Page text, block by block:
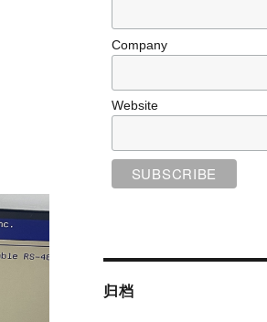
Company
Website
归档